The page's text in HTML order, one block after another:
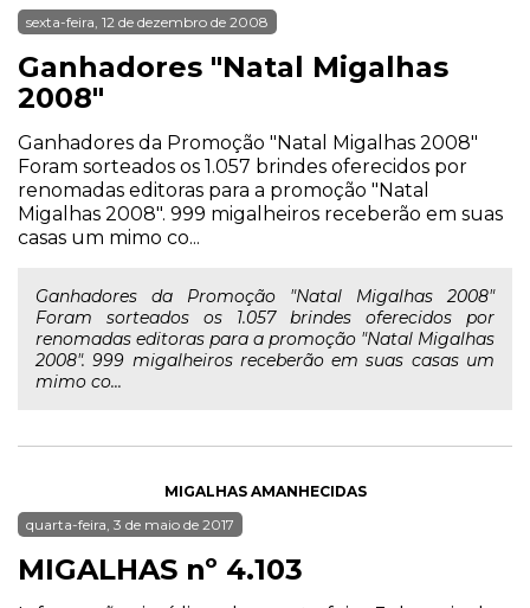
sexta-feira, 12 de dezembro de 2008
Ganhadores "Natal Migalhas
2008"
Ganhadores da Promoção "Natal Migalhas 2008"
Foram sorteados os 1.057 brindes oferecidos por
renomadas editoras para a promoção "Natal
Migalhas 2008". 999 migalheiros receberão em suas
casas um mimo co...
Ganhadores da Promoção "Natal Migalhas 2008"
Foram sorteados os 1.057 brindes oferecidos por
renomadas editoras para a promoção "Natal Migalhas
2008". 999 migalheiros receberão em suas casas um
mimo co...
MIGALHAS AMANHECIDAS
quarta-feira, 3 de maio de 2017
MIGALHAS nº 4.103